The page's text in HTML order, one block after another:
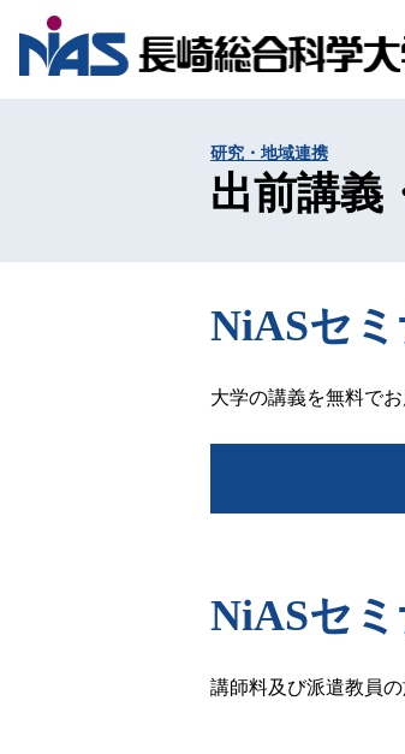
研究・地域連携
出前講義
NiASセ
大学の講義を無料でお
NiASセ
講師料及び派遣教員